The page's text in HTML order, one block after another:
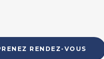
RENDEZ-VOUS